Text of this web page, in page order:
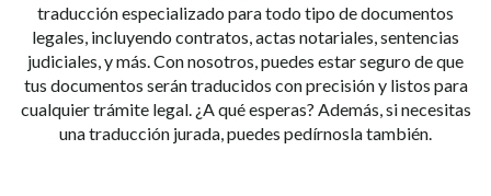
traducción especializado para todo tipo de documentos
legales, incluyendo contratos, actas notariales, sentencias
judiciales, y más. Con nosotros, puedes estar seguro de que
tus documentos serán traducidos con precisión y listos para
cualquier trámite legal. ¿A qué esperas? Además, si necesitas
unatraducción jurada, puedes pedírnosla también.